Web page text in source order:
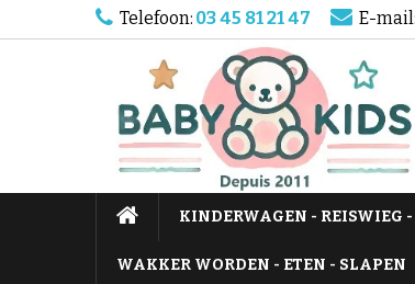
Telefoon: 03 45 81 21 47 E-mail:
KINDERWAGEN - REISWIEG -
WAKKER WORDEN - ETEN - SLAPEN